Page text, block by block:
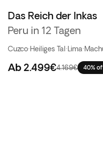
Bestseller
Das Reich der Inkas
Peru in 12 Tagen
Cuzco·Heiliges Tal · Lima·
Ab 2.499€4.169€ 40%